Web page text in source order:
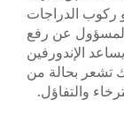
ركوب الدراجات
المسؤول عن رفع
الإندورفين
تشعر بحالة من
والتفاؤل.